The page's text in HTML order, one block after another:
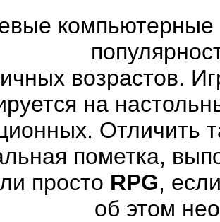
компьютерные
возрастов.
на
Отличить
пометка,
просто RPG,
об этом